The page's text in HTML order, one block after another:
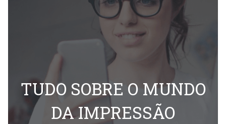
TUDO SOBRE O MUNDO
DA IMPRESSÃO